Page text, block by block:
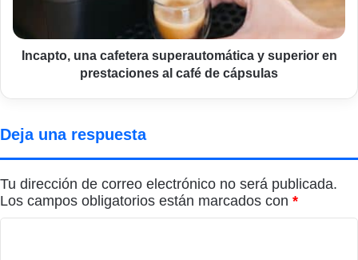
al
café
Incapto, una cafetera superautomática y superior en
prestaciones al café de cápsulas
Deja una respuesta
Tu dirección de correo electrónico no será publicada.
Los campos obligatorios están marcados con *